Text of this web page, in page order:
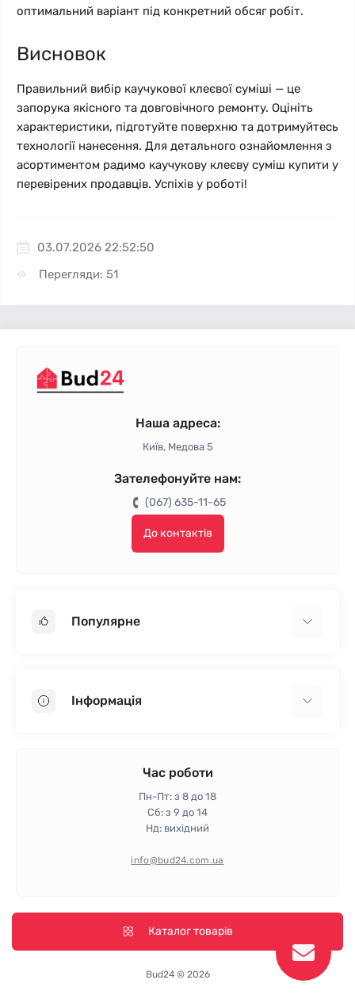
оптимальний варіант під конкретний обсяг робіт.
Висновок
Правильний вибір каучукової клеєвої суміші — це
запорука якісного та довговічного ремонту. Оцініть
характеристики, підготуйте поверхню та дотримуйтесь
технології нанесення. Для детального ознайомлення з
асортиментом радимо каучукову клеєву суміш купити у
перевірених продавців. Успіхів у роботі!
03.07.2026 22:52:50
Перегляди: 51
Наша адреса:
Київ, Медова 5
Зателефонуйте нам:
(067) 635-11-65
До контактів
Популярне
Пінопласт
Інформація
Гарантія та повернення
Політика конфіденційності
Час роботи
Пн-Пт: з 8 до 18
Сб: з 9 до 14
Нд: вихідний
info@bud24.com.ua
Каталог товарів
Bud24 © 2026